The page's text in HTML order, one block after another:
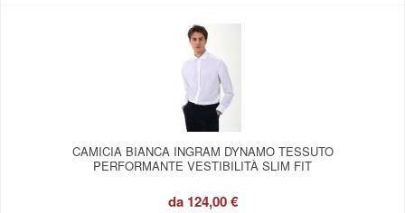
CAMICIA BIANCA INGRAM DYNAMO TESSUTO
PERFORMANTE VESTIBILITÀ SLIM FIT
da 124,00 €